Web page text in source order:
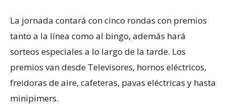
La jornada contará con cinco rondas con premios
tanto a la línea como al bingo, además hará
sorteos especiales a lo largo de la tarde. Los
premios van desde Televisores, hornos eléctricos,
freidoras de aire, cafeteras, pavas eléctricas y hasta
minipimers.